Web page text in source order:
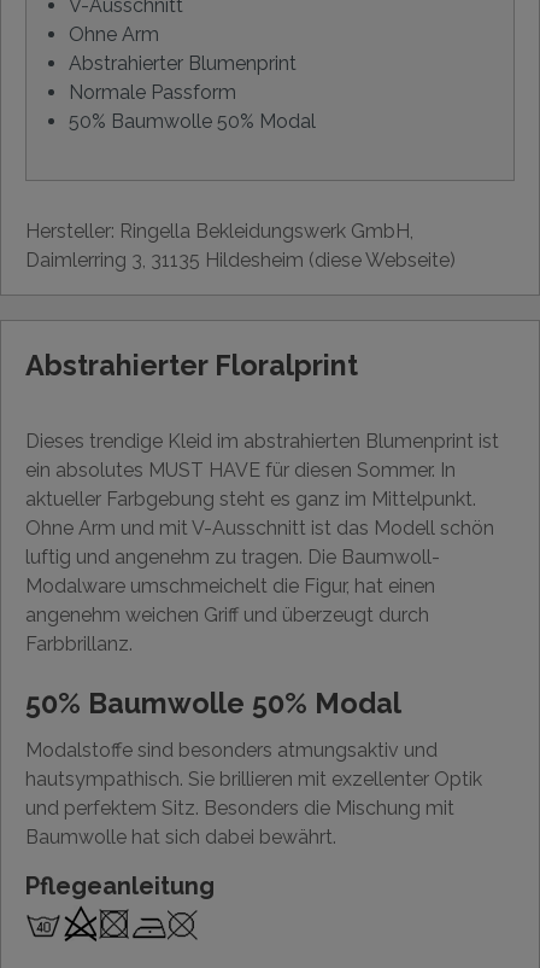
V-Ausschnitt
Ohne Arm
Abstrahierter Blumenprint
Normale Passform
50% Baumwolle 50% Modal
Hersteller: Ringella Bekleidungswerk GmbH,
Daimlerring 3, 31135 Hildesheim (diese Webseite)
Abstrahierter Floralprint
Dieses trendige Kleid im abstrahierten Blumenprint ist
ein absolutes MUST HAVE für diesen Sommer. In
aktueller Farbgebung steht es ganz im Mittelpunkt.
Ohne Arm und mit V-Ausschnitt ist das Modell schön
luftig und angenehm zu tragen. Die Baumwoll-
Modalware umschmeichelt die Figur, hat einen
angenehm weichen Griff und überzeugt durch
Farbbrillanz.
50% Baumwolle 50% Modal
Modalstoffe sind besonders atmungsaktiv und
hautsympathisch. Sie brillieren mit exzellenter Optik
und perfektem Sitz. Besonders die Mischung mit
Baumwolle hat sich dabei bewährt.
Pflegeanleitung